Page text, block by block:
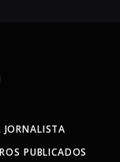
JORNALISTA
PUBLICADOS